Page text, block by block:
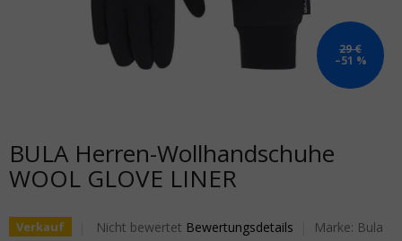
29 €
–51 %
BULA Herren-Wollhandschuhe
WOOL GLOVE LINER
Verkauf Die durchschnittliche Produktbewertung ist 0,0 von
Nicht bewertet Bewertungsdetails Marke: Bula